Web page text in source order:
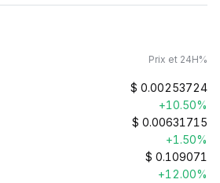
Prix et 24H%
$ 0.00253724
+10.50%
$ 0.00631715
+1.50%
$ 0.109071
+12.00%